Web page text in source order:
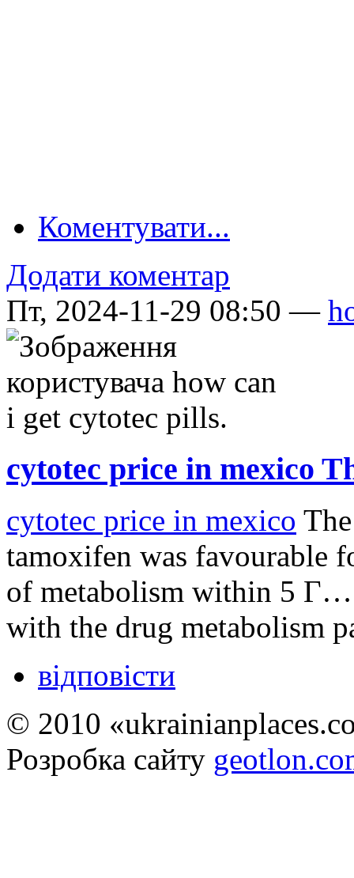
Коментувати...
Додати коментар
Пт, 2024-11-29 08:50 —
cytotec price in mexico
cytotec price in mexico
tamoxifen was favourable
of metabolism within 5
with the drug metabolism
відповісти
© 2010
Розробка сайту